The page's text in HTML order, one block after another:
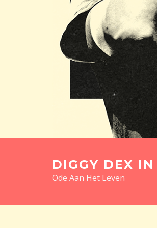
DIGGY DEX
Ode Aan Het Leven